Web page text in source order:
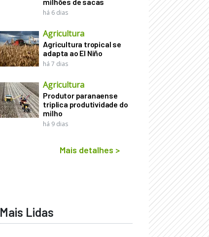
há 6 dias
Agricultura
Agricultura tropical se
adapta ao El Niño
há 7 dias
Agricultura
Produtor paranaense
triplica produtividade do
milho
há 9 dias
Mais detalhes >
Mais Lidas